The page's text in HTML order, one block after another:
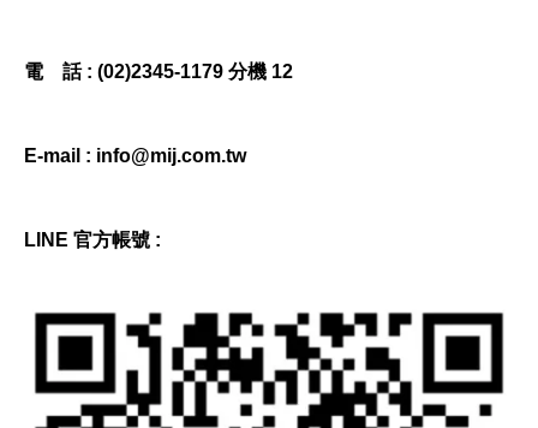
電 話 : (02)2345-1179 分機 12
E-mail : info@mij.com.tw
LINE 官方帳號 :